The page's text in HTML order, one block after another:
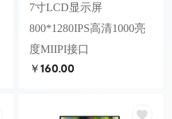
7寸LCD显示屏
800*1280IPS高清1000亮
度MIIPI接口
￥160.00